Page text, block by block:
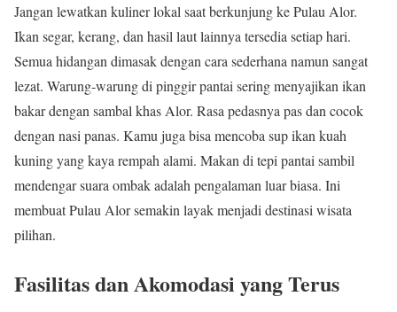
Jangan lewatkan kuliner lokal saat berkunjung ke Pulau Alor.
Ikan segar, kerang, dan hasil laut lainnya tersedia setiap hari.
Semua hidangan dimasak dengan cara sederhana namun sangat
lezat. Warung-warung di pinggir pantai sering menyajikan ikan
bakar dengan sambal khas Alor. Rasa pedasnya pas dan cocok
dengan nasi panas. Kamu juga bisa mencoba sup ikan kuah
kuning yang kaya rempah alami. Makan di tepi pantai sambil
mendengar suara ombak adalah pengalaman luar biasa. Ini
membuat Pulau Alor semakin layak menjadi destinasi wisata
pilihan.
Fasilitas dan Akomodasi yang Terus